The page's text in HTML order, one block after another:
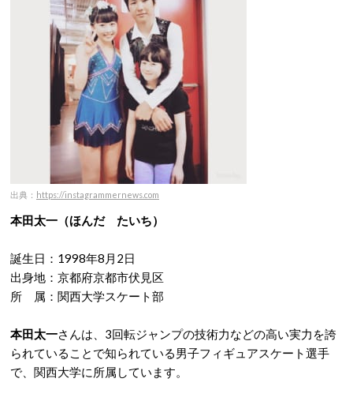
出典： https://instagrammernews.com
本田太一（ほんだ たいち）
誕生日：1998年8月2日
出身地：京都府京都市伏見区
所 属：関西大学スケート部
本田太一さんは、3回転ジャンプの技術力などの高い実力を誇
られていることで知られている男子フィギュアスケート選手
で、関西大学に所属しています。